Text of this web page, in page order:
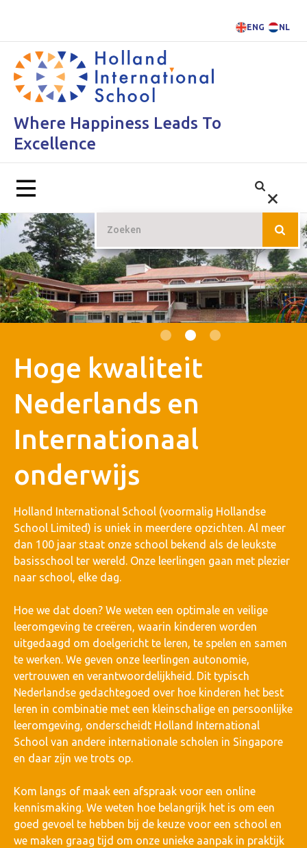
ENG NL
Where Happiness Leads To
Excellence
Hoge kwaliteit
Nederlands en
Internationaal
onderwijs
Holland International School (voormalig Hollandse
School Limited) is uniek in meerdere opzichten. Al meer
dan 100 jaar staat onze school bekend als de leukste
basisschool ter wereld. Onze leerlingen gaan met plezier
naar school, elke dag.
Hoe we dat doen? We weten een optimale en veilige
leeromgeving te creëren, waarin kinderen worden
uitgedaagd om doelgericht te leren, te spelen en samen
te werken. We geven onze leerlingen autonomie,
vertrouwen en verantwoordelijkheid. Dit typisch
Nederlandse gedachtegoed over hoe kinderen het best
leren in combinatie met een kleinschalige en persoonlijke
leeromgeving, onderscheidt Holland International
School van andere internationale scholen in Singapore
en daar zijn we trots op.
Kom langs of maak een afspraak voor een online
kennismaking. We weten hoe belangrijk het is om een
goed gevoel te hebben bij de keuze voor een school en
we maken graag tijd om onze unieke aanpak in praktijk